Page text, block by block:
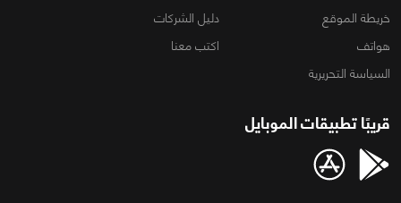
خريطة الموقع
دليل الشركات
هواتف
اكتب معنا
السياسة التحريرية
قريبًا تطبيقات الموبايل